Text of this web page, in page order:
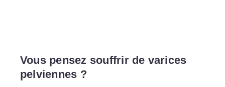
Vous pensez souffrir de varices
pelviennes ?